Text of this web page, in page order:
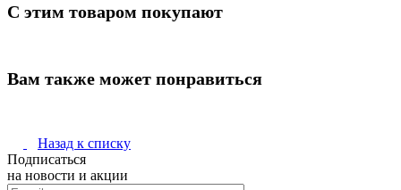
С этим товаром покупают
Вам также может понравиться
Назад к списку
Подписаться
на новости и акции